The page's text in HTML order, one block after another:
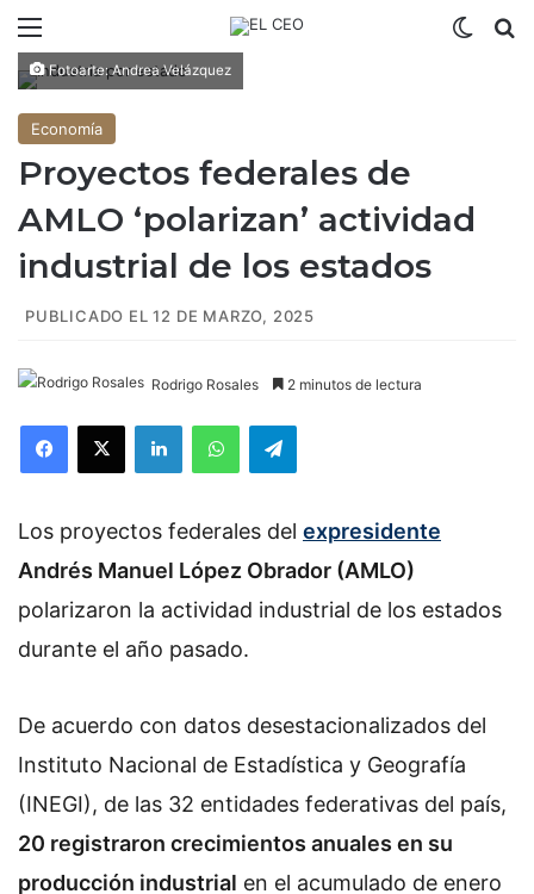
Fotoarte: Andrea Velázquez
Economía
Proyectos federales de
AMLO ‘polarizan’ actividad
industrial de los estados
PUBLICADO EL 12 DE MARZO, 2025
Rodrigo Rosales 2 minutos de lectura
Los proyectos federales del expresidente
Andrés Manuel López Obrador (AMLO)
polarizaron la actividad industrial de los estados
durante el año pasado.
De acuerdo con datos desestacionalizados del
Instituto Nacional de Estadística y Geografía
(INEGI), de las 32 entidades federativas del país,
20 registraron crecimientos anuales en su
producción industrial en el acumulado de enero